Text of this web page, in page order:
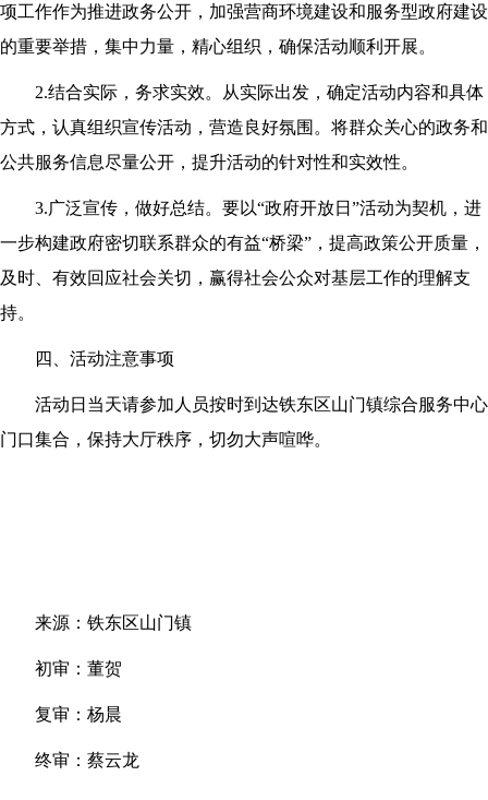
项工作作为推进政务公开，加强营商环境建设和服务型政府建设
的重要举措，集中力量，精心组织，确保活动顺利开展。
2.结合实际，务求实效。从实际出发，确定活动内容和具体
方式，认真组织宣传活动，营造良好氛围。将群众关心的政务和
公共服务信息尽量公开，提升活动的针对性和实效性。
3.广泛宣传，做好总结。要以“政府开放日”活动为契机，进
一步构建政府密切联系群众的有益“桥梁”，提高政策公开质量，
及时、有效回应社会关切，赢得社会公众对基层工作的理解支
持。
四、活动注意事项
活动日当天请参加人员按时到达铁东区山门镇综合服务中心
门口集合，保持大厅秩序，切勿大声喧哗。
来源：铁东区山门镇
初审：董贺
复审：杨晨
终审：蔡云龙